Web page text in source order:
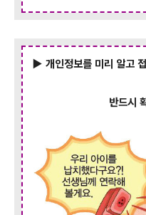
▶ 개인정보를 미리 알고
반드시